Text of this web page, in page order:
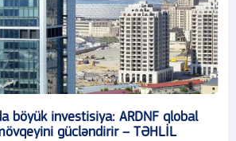
böyük investisiya: ARDNF qlobal
gücləndirir – TƏHLİL